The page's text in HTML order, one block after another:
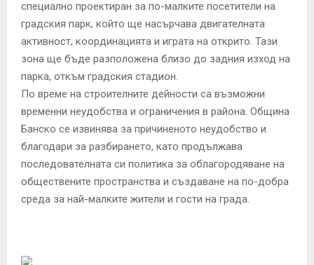
специално проектиран за по-малките посетители на
градския парк, който ще насърчава двигателната
активност, координацията и играта на открито. Тази
зона ще бъде разположена близо до задния изход на
парка, откъм градския стадион.
По време на строителните дейности са възможни
временни неудобства и ограничения в района. Община
Банско се извинява за причиненото неудобство и
благодари за разбирането, като продължава
последователната си политика за облагородяване на
обществените пространства и създаване на по-добра
среда за най-малките жители и гости на града.